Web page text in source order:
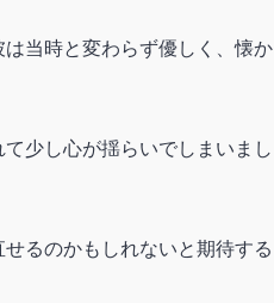
当時と変わらず優しく、懐か
少し心が揺らいでしまいまし
るのかもしれないと期待する